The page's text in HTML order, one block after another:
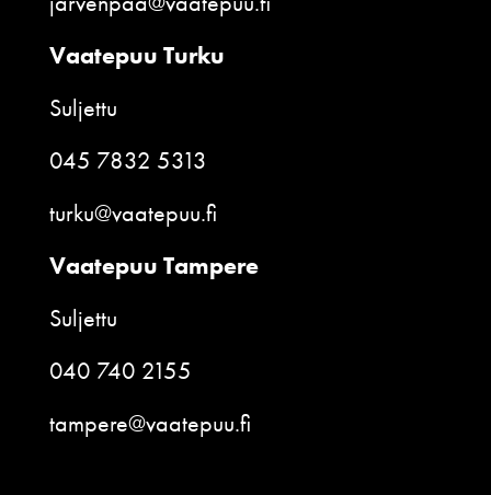
Vaatepuu Turku
Suljettu
045 7832 5313
turku@vaatepuu.fi
Vaatepuu Tampere
Suljettu
040 740 2155
tampere@vaatepuu.fi